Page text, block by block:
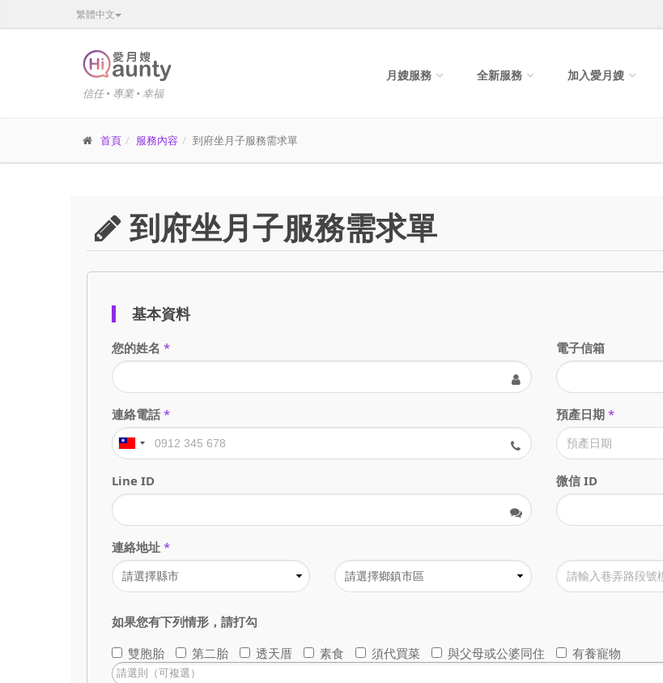
繁體中文
信任 • 專業 • 幸福
月嫂服務 全新服務 加入愛月嫂
首頁 服務內容 到府坐月子服務需求單
到府坐月子服務需求單
基本資料
您的姓名 * 電子信箱
連絡電話 * 預產日期 *
Line ID 微信 ID
連絡地址 *
如果您有下列情形，請打勾
雙胞胎
第二胎 透天厝 素食 須代買菜 與父母或公婆同住 有養寵物